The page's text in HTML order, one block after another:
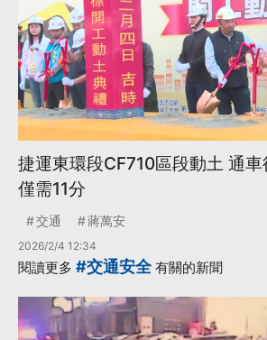
捷運東環段CF710區段動土 通
僅需11分
交通 蔣萬安
2026/2/4 12:34
閱讀更多 #交通安全有關的新聞